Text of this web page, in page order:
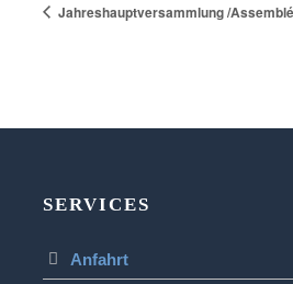
Jahreshauptversammlung /
SERVICES
Anfahrt